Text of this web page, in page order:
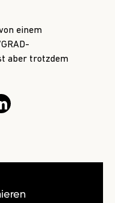
einem
aber trotzdem